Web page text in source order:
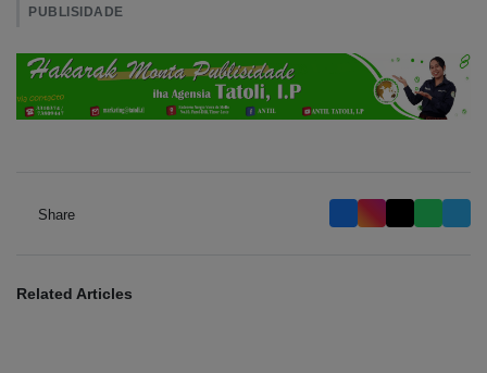
PUBLISIDADE
Share
Related Articles